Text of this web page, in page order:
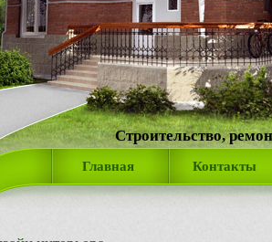
Строительство,
Главная Контакты